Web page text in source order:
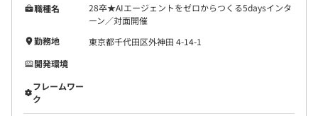
職種名
28卒★AIエージェントをゼロからつくる5daysインタ
ーン／対面開催
勤務地
東京都千代田区外神田 4-14-1
開発環境
フレームワー
ク